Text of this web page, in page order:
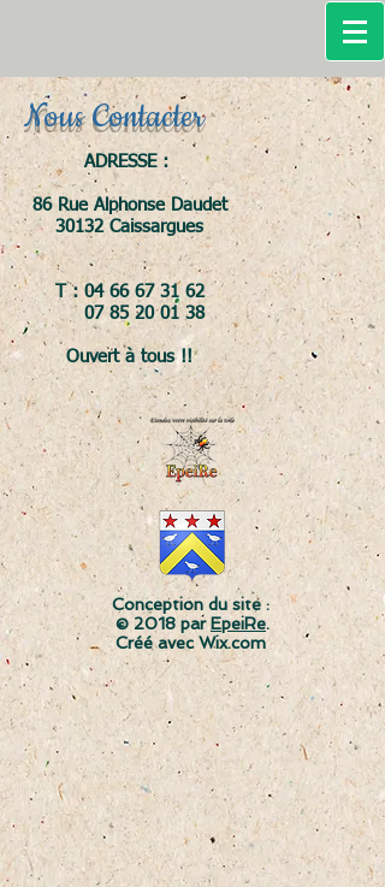
Nous Contacter
ADRESSE :
86 Rue Alphonse Daudet
30132 Caissargues
T : 04 66 67 31 62
07 85 20 01 38
Ouvert à tous !!
Conception du site :
© 2018 parEpeiRe.
Créé avec Wix.com